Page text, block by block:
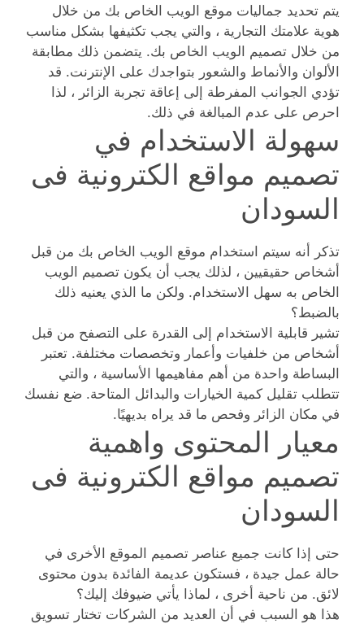
يتم تحديد جماليات موقع الويب الخاص بك من خلال
هوية علامتك التجارية ، والتي يجب تكثيفها بشكل مناسب
من خلال تصميم الويب الخاص بك. يتضمن ذلك مطابقة
الألوان والأنماط والشعور بتواجدك على الإنترنت. قد
تؤدي الجوانب المفرطة إلى إعاقة تجربة الزائر ، لذا
احرص على عدم المبالغة في ذلك.
سهولة الاستخدام في
تصميم مواقع الكترونية فى
السودان
تذكر أنه سيتم استخدام موقع الويب الخاص بك من قبل
أشخاص حقيقيين ، لذلك يجب أن يكون تصميم الويب
الخاص به سهل الاستخدام. ولكن ما الذي يعنيه ذلك
بالضبط؟
تشير قابلية الاستخدام إلى القدرة على التصفح من قبل
أشخاص من خلفيات وأعمار وتخصصات مختلفة. تعتبر
البساطة واحدة من أهم مفاهيمها الأساسية ، والتي
تتطلب تقليل كمية الخيارات والبدائل المتاحة. ضع نفسك
في مكان الزائر وفحص ما قد يراه بديهيًا.
معيار المحتوى واهمية
تصميم مواقع الكترونية فى
السودان
حتى إذا كانت جميع عناصر تصميم الموقع الأخرى في
حالة عمل جيدة ، فستكون عديمة الفائدة بدون محتوى
لائق. من ناحية أخرى ، لماذا يأتي ضيوفك إليك؟
هذا هو السبب في أن العديد من الشركات تختار تسويق